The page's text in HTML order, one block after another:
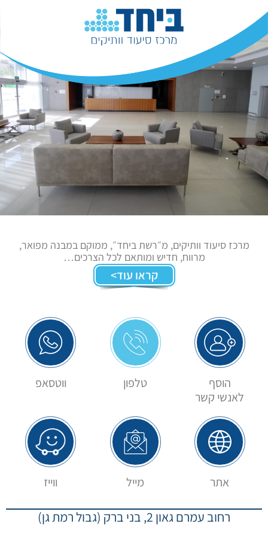
מרכז סיעוד וותיקים, מ״רשת ביחד״, ממוקם במבנה מפואר,
מרווח, חדיש ומותאם לכל הצרכים…
קראו עוד>
הוסף
לאנשי קשר
טלפון ווטסאפ
אתר מייל ווייז
רחוב עמרם גאון 2, בני ברק (גבול רמת גן)